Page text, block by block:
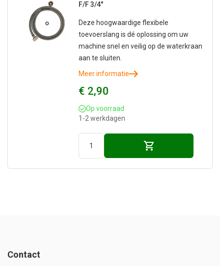
F/F 3/4"
Deze hoogwaardige flexibele
toevoerslang is dé oplossing om uw
machine snel en veilig op de waterkraan
aan te sluiten.
Meer informatie
€ 2,90
Op voorraad
1-2 werkdagen
Contact